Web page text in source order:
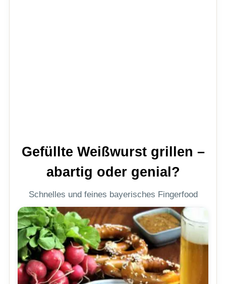
Gefüllte Weißwurst grillen –
abartig oder genial?
Schnelles und feines bayerisches Fingerfood